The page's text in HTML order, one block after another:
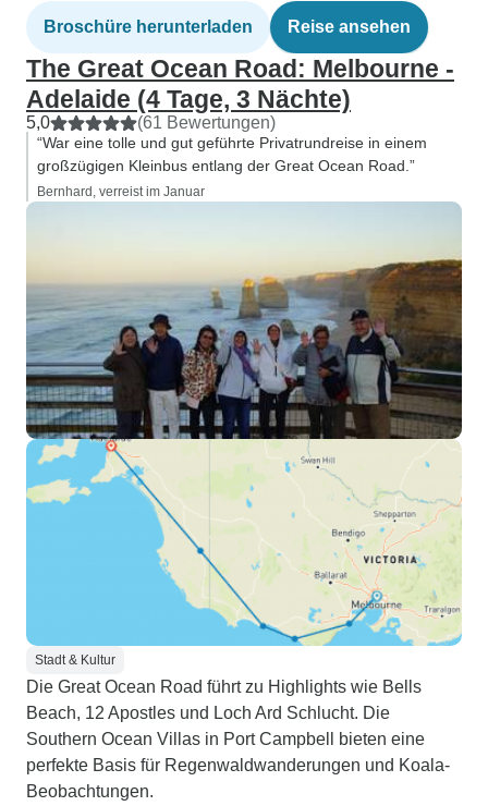
Broschüre herunterladen Reise ansehen
The Great Ocean Road: Melbourne -
Adelaide (4 Tage, 3 Nächte)
5,0 (61 Bewertungen)
“War eine tolle und gut geführte Privatrundreise in einem
großzügigen Kleinbus entlang der Great Ocean Road.”
Bernhard, verreist im Januar
Stadt & Kultur
Die Great Ocean Road führt zu Highlights wie Bells
Beach, 12 Apostles und Loch Ard Schlucht. Die
Southern Ocean Villas in Port Campbell bieten eine
perfekte Basis für Regenwaldwanderungen und Koala-
Beobachtungen.